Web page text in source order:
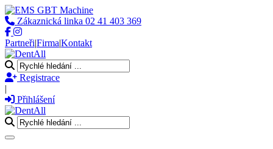
Zákaznická linka 02 41 403 369
Partneři|Firma|Kontakt
Registrace
|
Přihlášení
Toggle navigation